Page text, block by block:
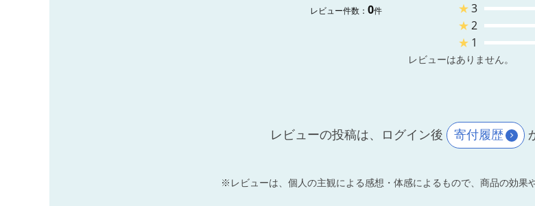
レビュー件数： 0件
★3
★2
★ 1
レビューはありません。
レビューの投稿は、ログイン後 寄付履歴
※レビューは、個人の主観による感想・体感によるもので、商品の効果